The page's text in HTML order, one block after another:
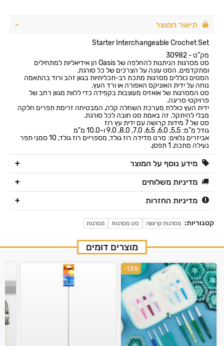
תיאור המוצר
Starter Interchangeable Crochet Set
מק"ט - 30982
סט מסרגות הניתנות להחלפה של Oasis הן אידיאליות למתחילים
ומתקדמים. הסט עונה על הצרכים של כל סורגת.
הסטים כוללים מסרגות מתכת רב-תכליתיות בגוון זהב ורוד בהתאמה
נוחה על ידית האוניקס האפורה או ורד העץ.
סט המסרגות של אואזיס מעוצבות בקפידה כדי ללוות מגוון רחב של
פרויקטי סריגה.
ידית העץ כוללת מערכת השחלה קלה, המבטיחה זרימת תפרים חלקה
מבלי להיתקל. זה באמת סט חובה לכל סורגת.
סט של 7 מידות קרושה עם ידית עץ רוז
גודל מ"מ: 5.5, 6.0, 6.5, 7.0, 8.0, 9.0 ו-10.0 מ"מ
אביזרים נלווים: סרט מדידה רוז גולד, מספריים רוז גולד, 10 סמני תפר
נעילה מתכת, 1 תפסן.
מידע נוסף על המוצר
מדיניות משלוחים
מדיניות החזרות
קטגוריות: מסרגות קרושה סט מסרגות מסרגות
מוצרים דומים
-13%